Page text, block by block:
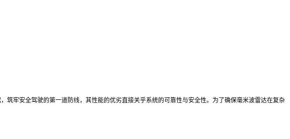
牢安全驾驶的第一道防线，其性能的优劣直接关乎系统的可靠性与安全性。为了确保毫米波雷达在复杂